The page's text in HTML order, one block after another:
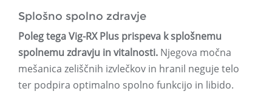
Splošno spolno zdravje
Poleg tega Vig-RX Plus prispeva k splošnemu
spolnemu zdravju in vitalnosti. Njegova močna
mešanica zeliščnih izvlečkov in hranil neguje telo
ter podpira optimalno spolno funkcijo in libido.